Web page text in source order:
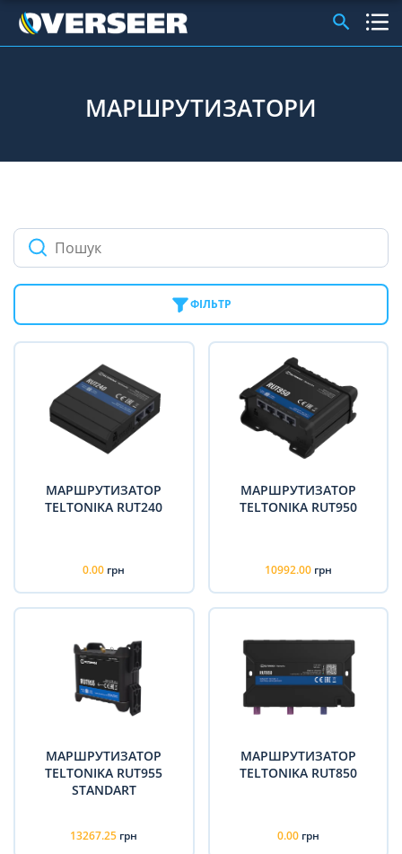
МАРШРУТИЗАТОРИ
ФІЛЬТР
МАРШРУТИЗАТОР
TELTONIKA RUT240
0.00 грн
МАРШРУТИЗАТОР
TELTONIKA RUT950
10992.00 грн
МАРШРУТИЗАТОР
TELTONIKA RUT955
STANDART
13267.25 грн
МАРШРУТИЗАТОР
TELTONIKA RUT850
0.00 грн